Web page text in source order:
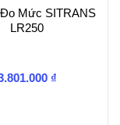
Mức SITRANS
LR250
₫